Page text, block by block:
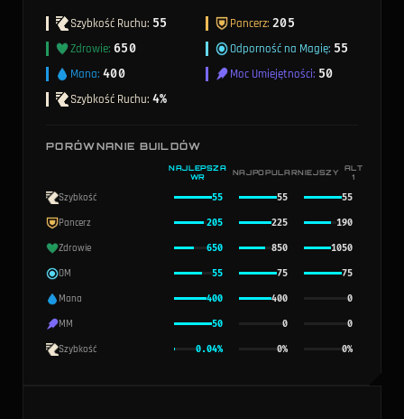
Połączone statystyki ze wszystkich przedmiotów w tym
buildzie Blitzcrank.
Szybkość Ruchu: 55 Pancerz: 205
Zdrowie: 650 Odporność na Magię: 55
Mana: 400 Moc Umiejętności: 50
Szybkość Ruchu: 4%
PORÓWNANIE BUILDÓW
NAJLEPSZA
WR
NAJPOPULARNIEJSZY
ALT
1
Szybkość 55 55 55
Pancerz 205 225 190
Zdrowie 650 850 1050
OM 55 75 75
Mana 400 400 0
MM 50 0 0
Szybkość 0.04% 0% 0%